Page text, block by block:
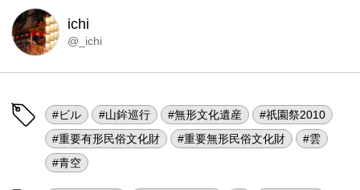
ichi
@_ichi
#ビル #山鉾巡行 #無形文化遺産
#祇園祭2010
#重要有形民俗文化財
#重要無形民俗文化財
#雲
#青空